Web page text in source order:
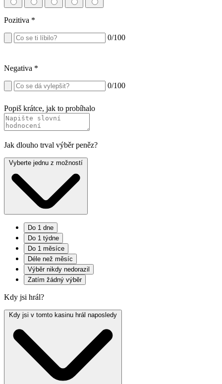
Pozitiva *
0/100
Negativa *
0/100
Popiš krátce, jak to probíhalo
Jak dlouho trval výběr peněz?
Vyberte jednu z možností
Do 1 dne
Do 1 týdne
Do 1 měsíce
Déle než měsíc
Výběr nikdy nedorazil
Zatím žádný výběr
Kdy jsi hrál?
Kdy jsi v tomto kasinu hrál naposledy